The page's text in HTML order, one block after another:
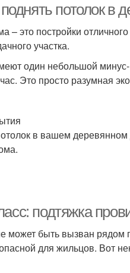
потолок
это постройки
участка.
один небольшой
Это просто разумная
в вашем
подтяжка
может быть вызван
для жильцов. Вот